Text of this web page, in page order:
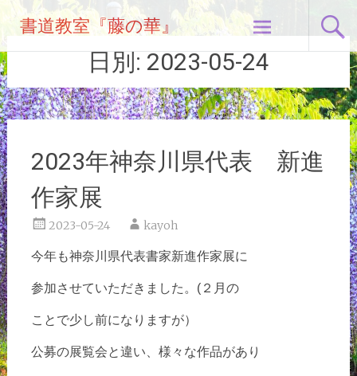
テ
ン
ツ
へ
ス
キ
ッ
プ
書道教室『藤の華』
日別: 2023-05-24
2023年神奈川県代表 新進
作家展
2023-05-24 kayoh
今年も神奈川県代表書家新進作家展に
参加させていただきました。(２月の
ことで少し前になりますが）
公募の展覧会と違い、様々な作品があり